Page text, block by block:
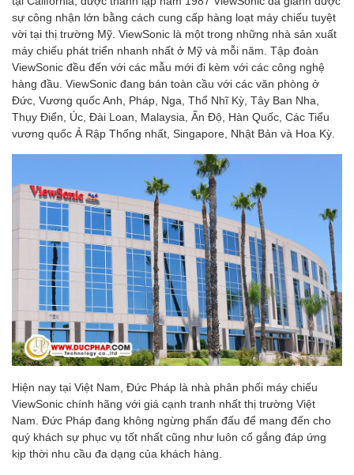
sự công nhận lớn bằng cách cung cấp hàng loạt máy chiếu tuyệt
vời tại thị trường Mỹ. ViewSonic là một trong những nhà sản xuất
máy chiếu phát triển nhanh nhất ở Mỹ và mỗi năm. Tập đoàn
ViewSonic đều đến với các mẫu mới đi kèm với các công nghệ
hàng đầu. ViewSonic đang bán toàn cầu với các văn phòng ở
Đức, Vương quốc Anh, Pháp, Nga, Thổ Nhĩ Kỳ, Tây Ban Nha,
Thụy Điển, Úc, Đài Loan, Malaysia, Ấn Độ, Hàn Quốc, Các Tiểu
vương quốc Ả Rập Thống nhất, Singapore, Nhật Bản và Hoa Kỳ.
Hiện nay tại Việt Nam, Đức Pháp là nhà phân phối máy chiếu
ViewSonic chính hãng với giá cạnh tranh nhất thị trường Việt
Nam. Đức Pháp đang không ngừng phấn đấu để mang đến cho
quý khách sự phục vụ tốt nhất cũng như luôn cố gắng đáp ứng
kịp thời nhu cầu đa dạng của khách hàng.